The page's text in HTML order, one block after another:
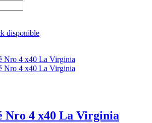
disponible
Nro 4 x40 La Virginia